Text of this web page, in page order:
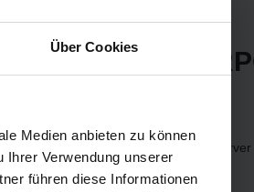
Über Cookies
Medien anbieten zu können
Ihrer Verwendung unserer
führen diese Informationen
Minecraft
ScalaCube
hinzufügen → CozRPG Evolved)